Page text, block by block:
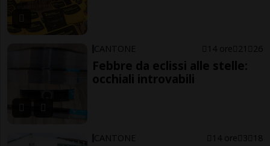
CANTONE 14 ore 21 26
Febbre da eclissi alle stelle:
occhiali introvabili
CANTONE 14 ore 3 18